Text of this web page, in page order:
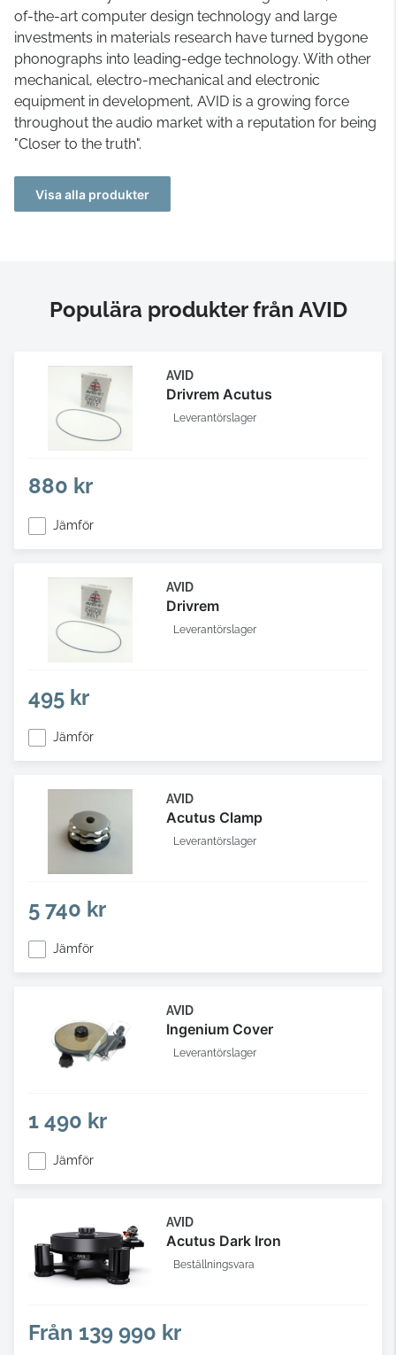
of-the-art computer design technology and large
investments in materials research have turned bygone
phonographs into leading-edge technology. With other
mechanical, electro-mechanical and electronic
equipment in development, AVID is a growing force
throughout the audio market with a reputation for being
"Closer to the truth".
Visa alla produkter
Populära produkter från AVID
AVID
Drivrem Acutus
Leverantörslager
880 kr
Jämför
AVID
Drivrem
Leverantörslager
495 kr
Jämför
AVID
Acutus Clamp
Leverantörslager
5 740 kr
Jämför
AVID
Ingenium Cover
Leverantörslager
1 490 kr
Jämför
AVID
Acutus Dark Iron
Beställningsvara
Från 139 990 kr